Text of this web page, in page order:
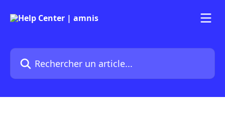
Rechercher un article...